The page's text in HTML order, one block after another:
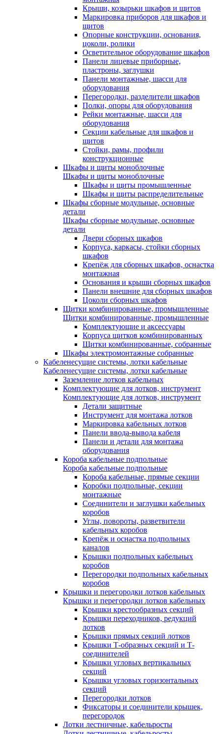
Крыши, козырьки шкафов и щитов
Маркировка приборов для шкафов и
щитов
Опорные конструкции, основания,
цоколи, ролики
Осветительное оборудование шкафов
Панели лицевые приборные,
пластроны, заглушки
Панели монтажные, шасси для
оборудования
Перегородки, разделители шкафов
Полки, опоры для оборудования
Рейки монтажные, шасси для
оборудования
Секции кабельные для шкафов и
щитов
Стойки, рамы, профили
конструкционные
Шкафы и щиты моноблочные
Шкафы и щиты моноблочные
Шкафы и щиты промышленные
Шкафы и щиты распределительные
Шкафы сборные модульные, основные
детали
Шкафы сборные модульные, основные
детали
Двери сборных шкафов
Корпуса, каркасы, стойки сборных
шкафов
Крепёж для сборных шкафов, оснастка
монтажная
Основания и крыши сборных шкафов
Панели внешние для сборных шкафов
Цоколи сборных шкафов
Щитки комбинированные, промышленные
Щитки комбинированные, промышленные
Комплектующие и аксессуары
Корпуса щитков комбинированных
Щитки комбинированные, собранные
Шкафы электромонтажные собранные
Кабеленесущие системы, лотки кабельные
Кабеленесущие системы, лотки кабельные
Заземление лотков кабельных
Комплектующие для лотков, инструмент
Комплектующие для лотков, инструмент
Детали защитные
Инструмент для монтажа лотков
Маркировка кабельных лотков
Панели ввода-вывода кабеля
Панели и детали для монтажа
оборудования
Короба кабельные подпольные
Короба кабельные подпольные
Короба кабельные, прямые секции
Коробки подпольные, секции
монтажные
Соединители и заглушки кабельных
коробов
Углы, повороты, разветвители
кабельных коробов
Крепёж и оснастка подпольных
каналов
Крышки подпольных кабельных
коробов
Перегородки подпольных кабельных
коробов
Крышки и перегородки лотков кабельных
Крышки и перегородки лотков кабельных
Крышки крестообразных секций
Крышки переходников, редукций
лотков
Крышки прямых секций лотков
Крышки Т-образных секций и Т-
соединителей
Крышки угловых вертикальных
секций
Крышки угловых горизонтальных
секций
Перегородки лотков
Фиксаторы и соединители крышек,
перегородок
Лотки лестничные, кабельросты